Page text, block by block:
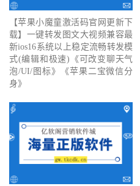
【苹果小魔童激活码官网更新下
载】一键转发图文大视频兼容最
新ios16系统以上稳定流畅转发模
式(编辑和极速)《可改变聊天气
泡/UI/图标》《苹果二宝微信分
身》